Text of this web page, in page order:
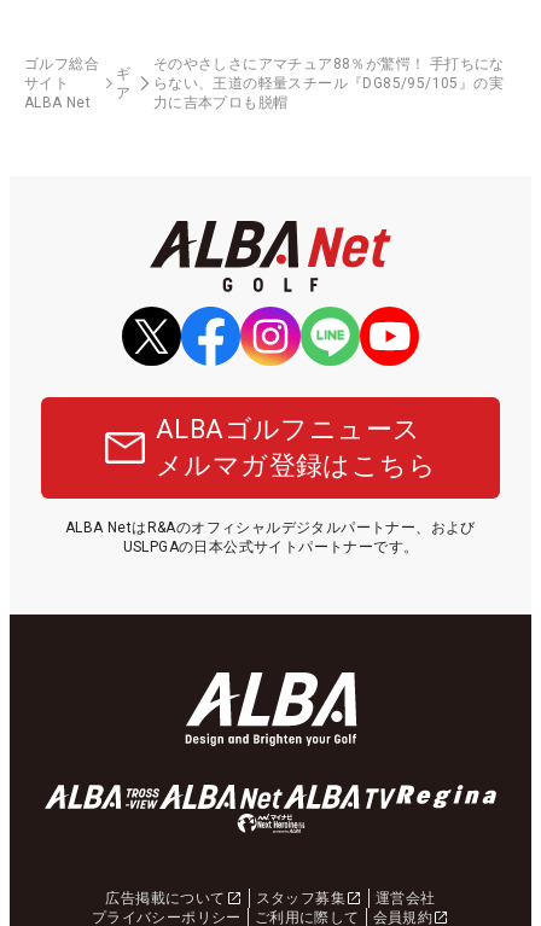
ゴルフ総合
サイト
ALBA Net
ギ
ア
そのやさしさにアマチュア88％が驚愕！ 手打ちにな
らない、王道の軽量スチール『DG85/95/105』の実
力に吉本プロも脱帽
ALBAゴルフニュース
メルマガ登録はこちら
ALBA NetはR&Aのオフィシャルデジタルパートナー、および
USLPGAの日本公式サイトパートナーです。
広告掲載について スタッフ募集
運営会社
プライバシーポリシー
ご利用に際して 会員規約